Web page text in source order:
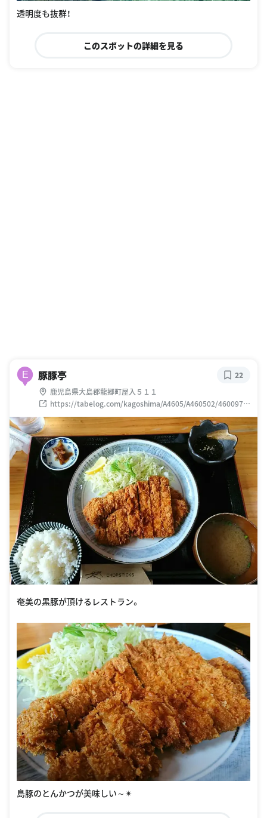
透明度も抜群！
このスポットの詳細を見る
E 豚豚亭
鹿児島県大島郡龍郷町屋入５１１
https://tabelog.com/kagoshima/A4605/A460502/4600974
4/
22
島豚のとんかつが美味しい～✴